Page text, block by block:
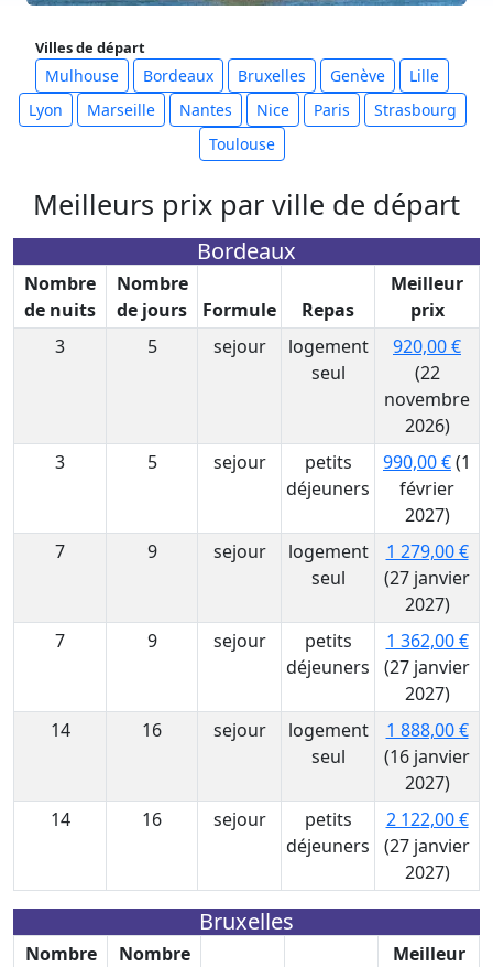
Villes de départ
Mulhouse Bordeaux Bruxelles Genève
Lille
Lyon
Marseille Nantes Nice Paris
Strasbourg
Toulouse
Meilleurs prix par ville de départ
Bordeaux
Nombre
de nuits
Nombre
de jours
Formule Repas
Meilleur
prix
3
5 sejour
logement
seul
920,00 €
(22
novembre
2026)
3
5 sejour
petits
déjeuners
990,00 €(1
février
2027)
7
9 sejour
logement
seul
1 279,00 €
(27 janvier
2027)
7
9 sejour
petits
déjeuners
1 362,00 €
(27 janvier
2027)
14
16 sejour
logement
seul
1 888,00 €
(16 janvier
2027)
14
16 sejour
petits
déjeuners
2 122,00 €
(27 janvier
2027)
Bruxelles
Nombre
Nombre
Meilleur